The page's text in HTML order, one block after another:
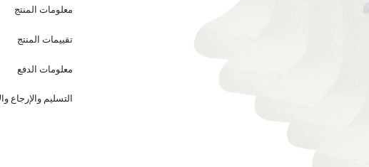
معلومات المنتج
تقييمات المنتج
معلومات الدفع
التسليم والإرجاع